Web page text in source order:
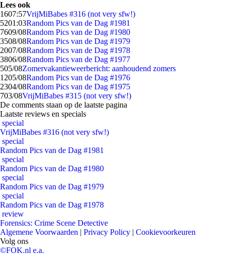
Lees ook
1607:57VrijMiBabes #316 (not very sfw!)
5201:03Random Pics van de Dag #1981
7609/08Random Pics van de Dag #1980
3508/08Random Pics van de Dag #1979
2007/08Random Pics van de Dag #1978
3806/08Random Pics van de Dag #1977
505/08Zomervakantieweerbericht: aanhoudend zomers
1205/08Random Pics van de Dag #1976
2304/08Random Pics van de Dag #1975
703/08VrijMiBabes #315 (not very sfw!)
De comments staan op de laatste pagina
Laatste reviews en specials
special
VrijMiBabes #316 (not very sfw!)
special
Random Pics van de Dag #1981
special
Random Pics van de Dag #1980
special
Random Pics van de Dag #1979
special
Random Pics van de Dag #1978
review
Forensics: Crime Scene Detective
Algemene Voorwaarden | Privacy Policy | Cookievoorkeuren
Volg ons
©FOK.nl e.a.